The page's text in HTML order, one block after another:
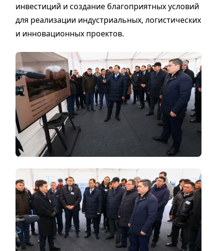
инвестиций и создание благоприятных условий
для реализации индустриальных, логистических
и инновационных проектов.